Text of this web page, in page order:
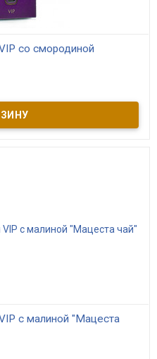
со смородиной
высшего сорта с ягодами
качественный в серии.
Выращен в Сочи
с малиной "Мацеста